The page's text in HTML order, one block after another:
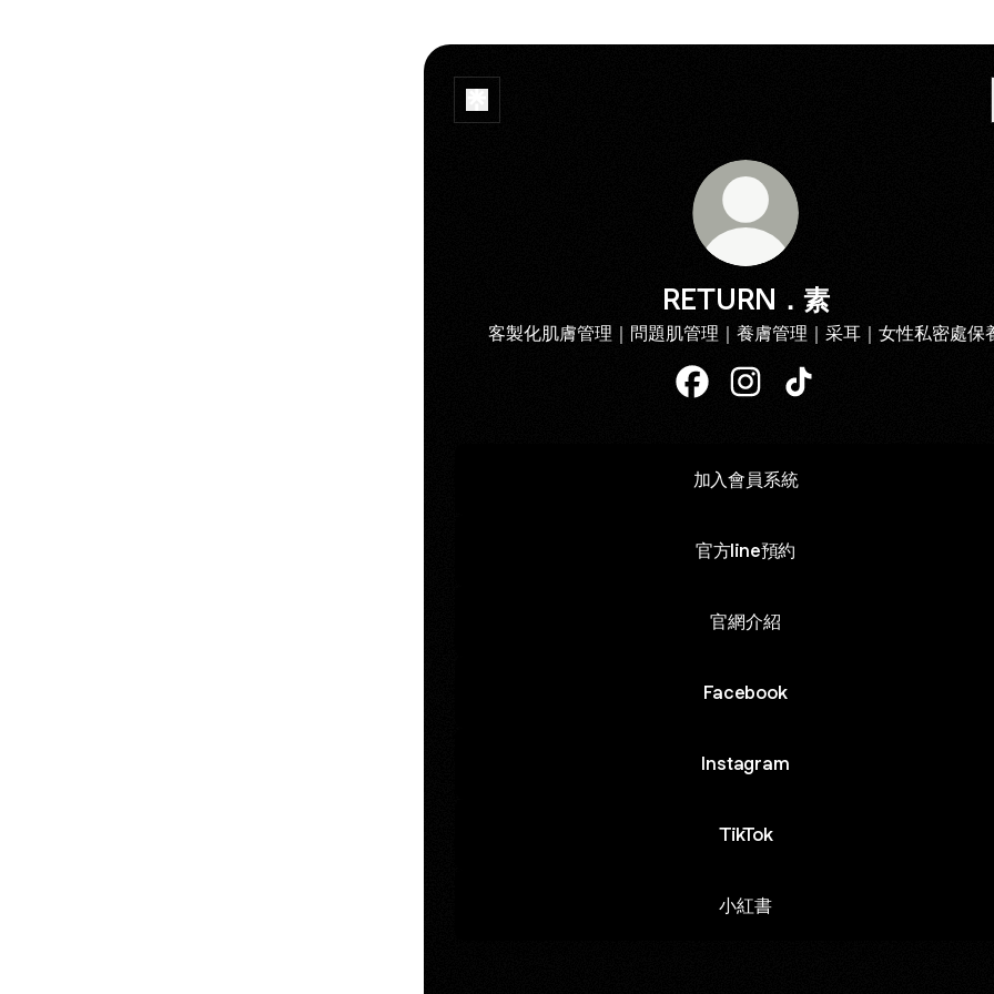
RETURN．素
客製化肌膚管理｜問題肌管理｜養膚管理｜采耳｜女性私密處保
加入會員系統
官方line預約
官網介紹
Facebook
Instagram
TikTok
小紅書